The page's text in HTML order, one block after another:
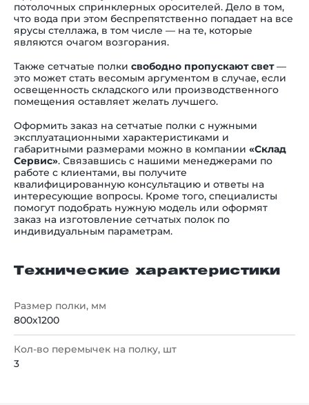
потолочных спринклерных оросителей. Дело в том,
что вода при этом беспрепятственно попадает на все
ярусы стеллажа, в том числе — на те, которые
являются очагом возгорания.
Также сетчатые полки свободно пропускают свет—
это может стать весомым аргументом в случае, если
освещенность складского или производственного
помещения оставляет желать лучшего.
Оформить заказ на сетчатые полки с нужными
эксплуатационными характеристиками и
габаритными размерами можно в компании «Склад
Сервис». Связавшись с нашими менеджерами по
работе с клиентами, вы получите
квалифицированную консультацию и ответы на
интересующие вопросы. Кроме того, специалисты
помогут подобрать нужную модель или оформят
заказ на изготовление сетчатых полок по
индивидуальным параметрам.
Технические характеристики
Размер полки, мм
800х1200
Кол-во перемычек на полку, шт
3